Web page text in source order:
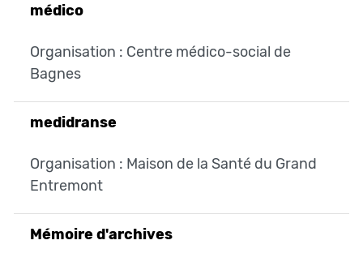
médico
Organisation : Centre médico-social de
Bagnes
medidranse
Organisation : Maison de la Santé du Grand
Entremont
Mémoire d'archives